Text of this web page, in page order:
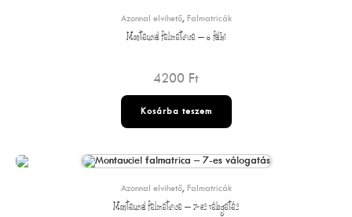
Azonnal elvihető, Falmatricák
Montauciel falmatrica – 6 felhő
4200 Ft
Kosárba teszem
Azonnal elvihető, Falmatricák
Montauciel falmatrica – 7-es válogatás